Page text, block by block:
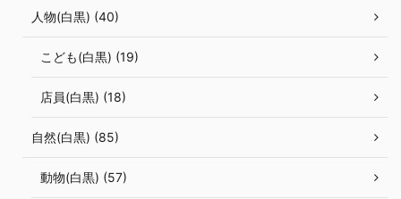
人物(白黒) (40)
こども(白黒) (19)
店員(白黒) (18)
自然(白黒) (85)
動物(白黒) (57)